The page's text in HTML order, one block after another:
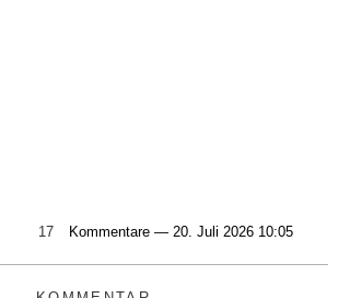
17 Kommentare — 20. Juli 2026 10:05